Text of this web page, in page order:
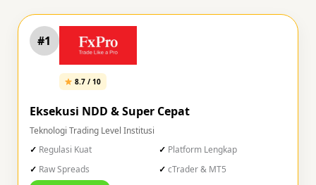
#1
8.7 / 10
Eksekusi NDD & Super Cepat
Teknologi Trading Level Institusi
Regulasi Kuat
Platform Lengkap
Raw Spreads
cTrader & MT5